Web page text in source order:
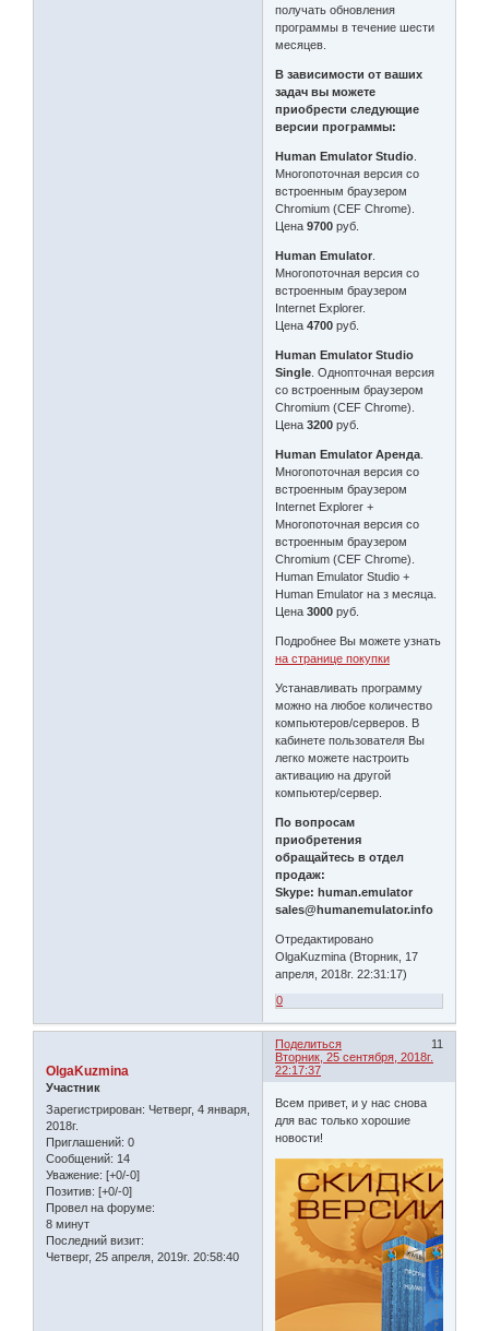
получать обновления
программы в течение шести
месяцев.
В зависимости от ваших
задач вы можете
приобрести следующие
версии программы:
Human Emulator Studio
Многопоточная версия со
встроенным браузером
Chromium (CEF Chrome).
Цена9700 руб.
Human Emulator
Многопоточная версия со
встроенным браузером
Internet Explorer.
Цена4700 руб.
Human Emulator Studio
Single . Однопточная версия
со встроенным браузером
Chromium (CEF Chrome).
Цена3200 руб.
Human Emulator Аренда
Многопоточная версия со
встроенным браузером
Internet Explorer +
Многопоточная версия со
встроенным браузером
Chromium (CEF Chrome).
Human Emulator Studio +
Human Emulator на з месяца.
Цена3000 руб.
Подробнее Вы можете узнать
на странице покупки
Устанавливать программу
можно на любое количество
компьютеров/серверов. В
кабинете пользователя Вы
легко можете настроить
активацию на другой
компьютер/сервер.
По вопросам
приобретения
обращайтесь в отдел
продаж:
Skype: human.emulator
sales@humanemulator.info
Отредактировано
OlgaKuzmina (Вторник, 17
апреля, 2018г. 22:31:17)
0
Поделиться
11
Вторник, 25 сентября, 2018г.
22:17:37
OlgaKuzmina
Участник
Зарегистрирован: Четверг, 4 января,
2018г.
Приглашений: 0
Сообщений: 14
Уважение: [+0/-0]
Позитив: [+0/-0]
Провел на форуме:
8 минут
Последний визит:
Четверг, 25 апреля, 2019г. 20:58:40
Всем привет, и у нас снова
для вас только хорошие
новости!